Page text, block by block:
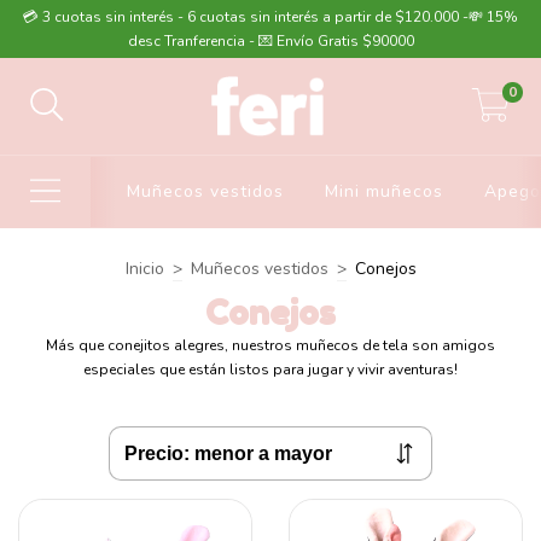
💳 3 cuotas sin interés - 6 cuotas sin interés a partir de $120.000 -💸 15%
desc Tranferencia - 💌 Envío Gratis $90000
0
Muñecos vestidos Mini muñecos
Inicio > Muñecos vestidos > Conejos
Conejos
Más que conejitos alegres, nuestros muñecos de tela son amigos
especiales que están listos para jugar y vivir aventuras!